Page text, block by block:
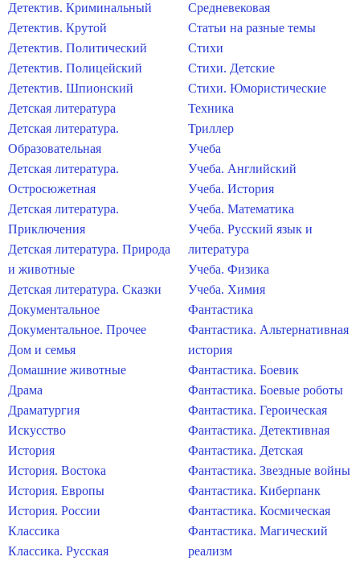
Детектив. Криминальный
Детектив. Крутой
Детектив. Политический
Детектив. Полицейский
Детектив. Шпионский
Детская литература
Детская литература.
Образовательная
Детская литература.
Остросюжетная
Детская литература.
Приключения
Детская литература. Природа
и животные
Детская литература. Сказки
Документальное
Документальное. Прочее
Дом и семья
Домашние животные
Драма
Драматургия
Искусство
История
История. Востока
История. Европы
История. России
Классика
Классика. Русская
Средневековая
Статьи на разные темы
Стихи
Стихи. Детские
Стихи. Юмористические
Техника
Триллер
Учеба
Учеба. Английский
Учеба. История
Учеба. Математика
Учеба. Русский язык и
литература
Учеба. Физика
Учеба. Химия
Фантастика
Фантастика. Альтернативная
история
Фантастика. Боевик
Фантастика. Боевые роботы
Фантастика. Героическая
Фантастика. Детективная
Фантастика. Детская
Фантастика. Звездные войны
Фантастика. Киберпанк
Фантастика. Космическая
Фантастика. Магический
реализм